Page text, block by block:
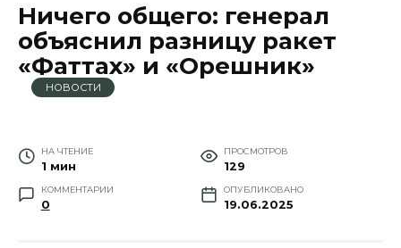
Ничего общего: генерал
объяснил разницу ракет
«Фаттах» и «Орешник»
НОВОСТИ
НА ЧТЕНИЕ
1 мин
ПРОСМОТРОВ
129
КОММЕНТАРИИ
0
ОПУБЛИКОВАНО
19.06.2025